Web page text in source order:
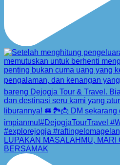
LUPAKAN MASALAHMU, MARI
BERSAMAK